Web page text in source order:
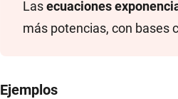
Lasecuaciones
más potencias, con bases
Ejemplos